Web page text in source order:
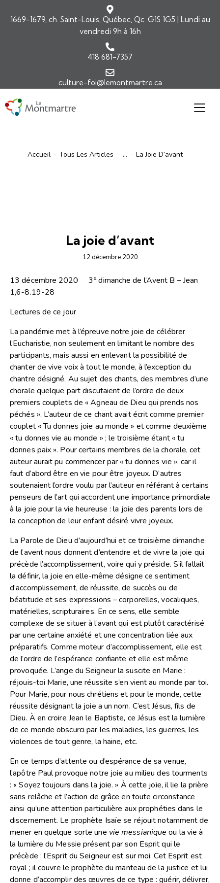
1669-1679, ch. Saint-Louis, Québec, Qc. G1S 1G5 | Lundi au
vendredi 9h à 16h
418 681-7357
culture-foi@lemontmartre.ca
Accueil Tous Les Articles ... La Joie D’avant
La joie d’avant
12 décembre 2020
13 décembre 2020 3edimanche de l’Avent B – Jean
1,6-8.19-28
Lectures de ce jour
La pandémie met à l’épreuve notre joie de célébrer
l’Eucharistie, non seulement en limitant le nombre des
participants, mais aussi en enlevant la possibilité de
chanter de vive voix à tout le monde, à l’exception du
chantre désigné. Au sujet des chants, des membres d’une
chorale quelque part discutaient de l’ordre de deux
premiers couplets de « Agneau de Dieu qui prends nos
péchés ». L’auteur de ce chant avait écrit comme premier
couplet « Tu donnes joie au monde » et comme deuxième
« tu donnes vie au monde » ; le troisième étant « tu
donnes paix ». Pour certains membres de la chorale, cet
auteur aurait pu commencer par « tu donnes vie », car il
faut d’abord être en vie pour être joyeux. D’autres
soutenaient l’ordre voulu par l’auteur en référant à certains
penseurs de l’art qui accordent une importance primordiale
à la joie pour la vie heureuse : la joie des parents lors de
la conception de leur enfant désiré vivre joyeux.
La Parole de Dieu d’aujourd’hui et ce troisième dimanche
de l’avent nous donnent d’entendre et de vivre la joie qui
précède l’accomplissement, voire qui y préside. S’il fallait
la définir, la joie en elle-même désigne ce sentiment
d’accomplissement, de réussite, de succès ou de
béatitude et ses expressions – corporelles, vocaliques,
matérielles, scripturaires. En ce sens, elle semble
complexe de se situer à l’avant qui est plutôt caractérisé
par une certaine anxiété et une concentration liée aux
préparatifs. Comme moteur d’accomplissement, elle est
de l’ordre de l’espérance confiante et elle est même
provoquée. L’ange du Seigneur la suscite en Marie :
réjouis-toi Marie, une réussite s’en vient au monde par toi.
Pour Marie, pour nous chrétiens et pour le monde, cette
réussite désignant la joie a un nom. C’est Jésus, fils de
Dieu. À en croire Jean le Baptiste, ce Jésus est la lumière
de ce monde obscurci par les maladies, les guerres, les
violences de tout genre, la haine, etc.
En ce temps d’attente ou d’espérance de sa venue,
l’apôtre Paul provoque notre joie au milieu des tourments
: « Soyez toujours dans la joie. » À cette joie, il lie la prière
sans relâche et l’action de grâce en toute circonstance
ainsi qu’une attention particulière aux prophéties dans le
discernement. Le prophète Isaïe se réjouit notamment de
mener en quelque sorte une vie messianique ou la vie à
la lumière du Messie présent par son Esprit qui le
précède : l’Esprit du Seigneur est sur moi. Cet Esprit est
royal ; il couvre le prophète du manteau de la justice et lui
donne d’accomplir des œuvres de ce type : guérir, délivrer,